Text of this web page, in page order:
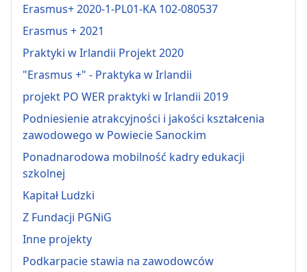
Erasmus+ 2020-1-PL01-KA 102-080537
Erasmus + 2021
Praktyki w Irlandii Projekt 2020
"Erasmus +" - Praktyka w Irlandii
projekt PO WER praktyki w Irlandii 2019
Podniesienie atrakcyjności i jakości kształcenia
zawodowego w Powiecie Sanockim
Ponadnarodowa mobilność kadry edukacji
szkolnej
Kapitał Ludzki
Z Fundacji PGNiG
Inne projekty
Podkarpacie stawia na zawodowców